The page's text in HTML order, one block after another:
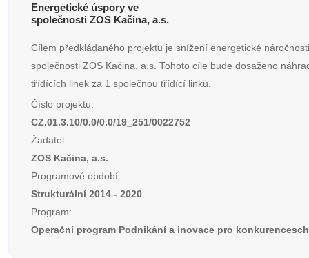
Energetické úspory ve
společnosti ZOS Kačina, a.s.
Cílem předkládaného projektu je snížení energetické
společnosti ZOS Kačina, a.s. Tohoto cíle bude dosaženo
třídících linek za 1 společnou třídící linku.
Číslo projektu:
CZ.01.3.10/0.0/0.0/19_251/0022752
Žadatel:
ZOS Kačina, a.s.
Programové období:
Strukturální 2014 - 2020
Program:
Operační program Podnikání a inovace pro